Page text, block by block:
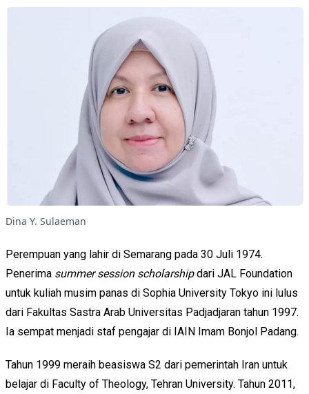
Dina Y. Sulaeman
Perempuan yang lahir di Semarang pada 30 Juli 1974.
Penerima summer session scholarshipdari JAL Foundation
untuk kuliah musim panas di Sophia University Tokyo ini lulus
dari Fakultas Sastra Arab Universitas Padjadjaran tahun 1997.
Ia sempat menjadi staf pengajar di IAIN Imam Bonjol Padang.
Tahun 1999 meraih beasiswa S2 dari pemerintah Iran untuk
belajar di Faculty of Theology, Tehran University. Tahun 2011,